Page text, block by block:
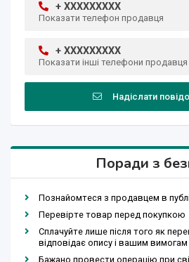
+ XXXXXXXXX
Показати телефон продавця
+ XXXXXXXXX
Показати інші телефони продавця
Надіслати
Поради з
Познайомтеся з продавцем в
Перевірте товар перед покупкою
Сплачуйте лише після того як
відповідає опису і вашим вимогам
Бажано провести операцію при